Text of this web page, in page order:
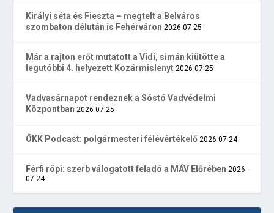
Királyi séta és Fieszta – megtelt a Belváros
szombaton délután is Fehérváron 2026-07-25
Már a rajton erőt mutatott a Vidi, simán kiütötte a
legutóbbi 4. helyezett Kozármislenyt 2026-07-25
Vadvasárnapot rendeznek a Sóstó Vadvédelmi
Központban 2026-07-25
ÖKK Podcast: polgármesteri félévértékelő 2026-07-24
Férfi röpi: szerb válogatott feladó a MÁV Előrében 2026-
07-24